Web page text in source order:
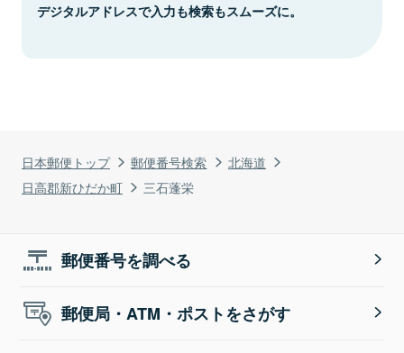
日本郵便トップ 郵便番号検索
北海道
日高郡新ひだか町
三石蓬栄
デジタルアドレスで入力も検索もスムーズに。
郵便番号を調べる
郵便局・ATM・ポストをさがす